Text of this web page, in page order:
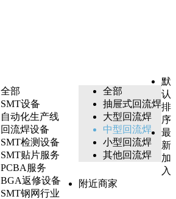
全部
SMT设备
自动化生产线
回流焊设备
SMT检测设备
SMT贴片服务
PCBA服务
BGA返修设备
SMT钢网行业
全部
抽屉式回流焊
大型回流焊
中型回流焊
小型回流焊
其他回流焊
默
认
排
序
最
新
加
入
附近商家